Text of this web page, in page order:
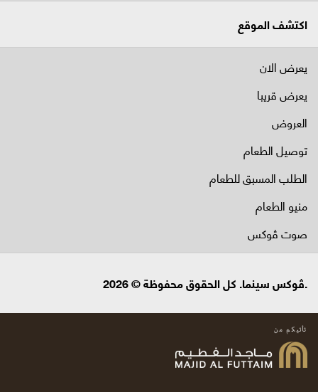
اكتشف الموقع
يعرض الان
يعرض قريبا
العروض
توصيل الطعام
الطلب المسبق للطعام
منيو الطعام
صوت ڤوكس
.ڤوكس سينما. كل الحقوق محفوظة © 2026